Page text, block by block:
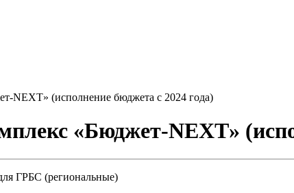
NEXT» (исполнение бюджета с 2024 года)
«Бюджет-NEXT»
ГРБС (региональные)